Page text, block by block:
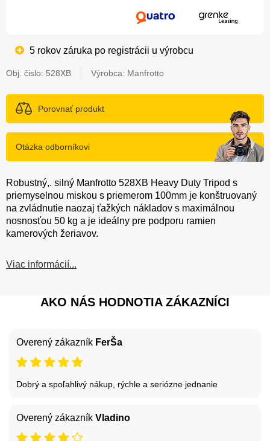
5 rokov záruka po registrácii u výrobcu
Obj. čislo: 528XB Výrobca: Manfrotto
Porovnať produkt
Otázka odborníkovi
Robustný,. silný Manfrotto 528XB Heavy Duty Tripod s
priemyselnou miskou s priemerom 100mm je konštruovaný
na zvládnutie naozaj ťažkých nákladov s maximálnou
nosnosťou 50 kg a je ideálny pre podporu ramien
kamerových žeriavov.
Viac informácií...
AKO NÁS HODNOTIA ZÁKAZNÍCI
Overený zákazník FerŠa
Dobrý a spoľahlivý nákup, rýchle a seriózne jednanie
Overený zákazník Vladino